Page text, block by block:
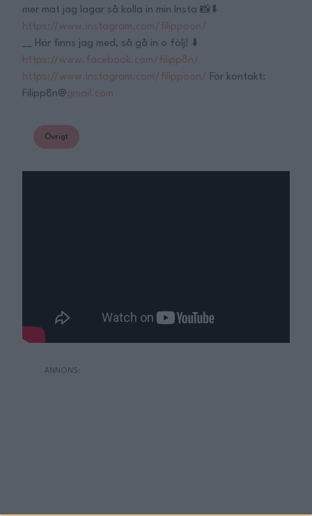
mer mat jag lagar så kolla in min Insta 📸⬇️
https://www.instagram.com/filippoon/
__ Här finns jag med, så gå in o följ! ⬇️
https://www.facebook.com/filipp8n/
https://www.instagram.com/filippoon/ För kontakt:
Filipp8n@gmail.com
Övrigt